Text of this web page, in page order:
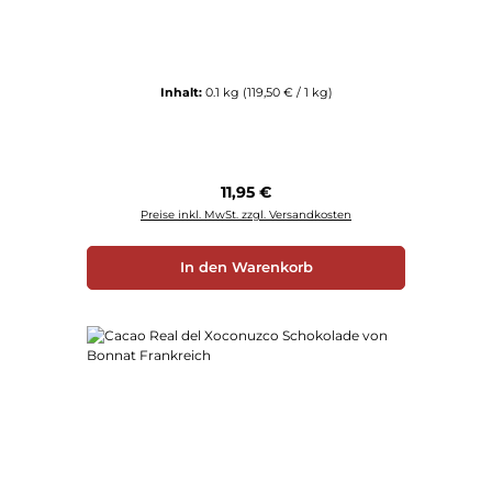
Inhalt: 0.1 kg (119,50 € / 1 kg)
Regulärer Preis:
11,95 €
Preise inkl. MwSt. zzgl. Versandkosten
In den Warenkorb